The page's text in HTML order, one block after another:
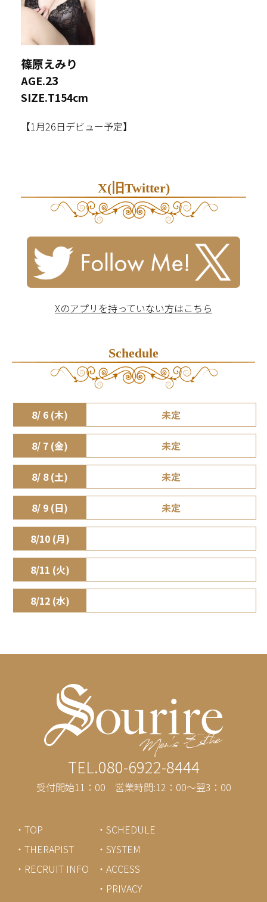
篠原えみり
AGE.23
SIZE.T154cm
【1月26日デビュー予定】
X(旧Twitter)
Xのアプリを持っていない方はこちら
Schedule
8/ 6 (木) 未定
8/ 7 (金) 未定
8/ 8 (土) 未定
8/ 9 (日) 未定
8/10 (月)
8/11 (火)
8/12 (水)
TEL.080-6922-8444
受付開始11：00 営業時間:12：00～翌3：00
・TOP
・SCHEDULE
・THERAPIST
・SYSTEM
・RECRUIT INFO
・ACCESS
・PRIVACY